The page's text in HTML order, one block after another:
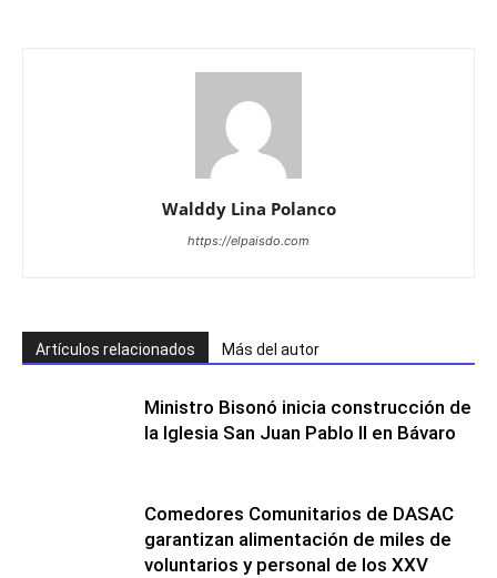
Walddy Lina Polanco
https://elpaisdo.com
Artículos relacionados Más del autor
Ministro Bisonó inicia construcción de
la Iglesia San Juan Pablo II en Bávaro
Comedores Comunitarios de DASAC
garantizan alimentación de miles de
voluntarios y personal de los XXV